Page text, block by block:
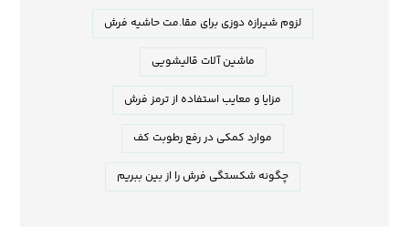
لزوم شیرازه دوزی برای مقا.مت حاشیه فرش
ماشین آلات قالیشویی
مزایا و معایب استفاده از ترمز فرش
موارد کمکی در رفع رطوبت کف
چگونه شکستگی فرش را از بین ببریم